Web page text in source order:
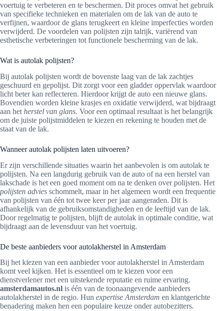
voertuig te verbeteren en te beschermen. Dit proces omvat het gebruik
van specifieke technieken en materialen om de lak van de auto te
verfijnen, waardoor de glans terugkeert en kleine imperfecties worden
verwijderd. De voordelen van polijsten zijn talrijk, variërend van
esthetische verbeteringen tot functionele bescherming van de lak.
Wat is autolak polijsten?
Bij autolak polijsten wordt de bovenste laag van de lak zachtjes
geschuurd en gepolijst. Dit zorgt voor een gladder oppervlak waardoor
licht beter kan reflecteren. Hierdoor krijgt de auto een nieuwe glans.
Bovendien worden kleine krasjes en oxidatie verwijderd, wat bijdraagt
aan het herstel van glans. Voor een optimaal resultaat is het belangrijk
om de juiste polijstmiddelen te kiezen en rekening te houden met de
staat van de lak.
Wanneer autolak polijsten laten uitvoeren?
Er zijn verschillende situaties waarin het aanbevolen is om autolak te
polijsten. Na een langdurig gebruik van de auto of na een herstel van
lakschade is het een goed moment om na te denken over polijsten. Het
polijsten advies schommelt, maar in het algemeen wordt een frequentie
van polijsten van één tot twee keer per jaar aangeraden. Dit is
afhankelijk van de gebruiksomstandigheden en de leeftijd van de lak.
Door regelmatig te polijsten, blijft de autolak in optimale conditie, wat
bijdraagt aan de levensduur van het voertuig.
De beste aanbieders voor autolakherstel in Amsterdam
Bij het kiezen van een aanbieder voor autolakherstel in Amsterdam
komt veel kijken. Het is essentieel om te kiezen voor een
dienstverlener met een uitstekende reputatie en ruime ervaring.
amsterdamautos.nl is één van de toonaangevende aanbieders
autolakherstel in de regio. Hun expertise Amsterdam en klantgerichte
benadering maken hen een populaire keuze onder autobezitters.